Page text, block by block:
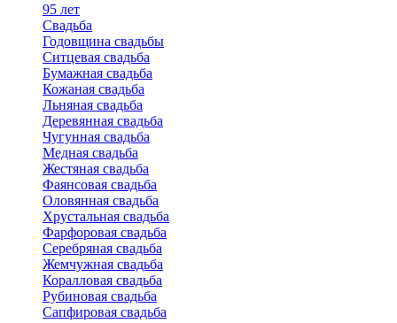
95 лет
Свадьба
Годовщина свадьбы
Ситцевая свадьба
Бумажная свадьба
Кожаная свадьба
Льняная свадьба
Деревянная свадьба
Чугунная свадьба
Медная свадьба
Жестяная свадьба
Фаянсовая свадьба
Оловянная свадьба
Хрустальная свадьба
Фарфоровая свадьба
Серебряная свадьба
Жемчужная свадьба
Коралловая свадьба
Рубиновая свадьба
Сапфировая свадьба